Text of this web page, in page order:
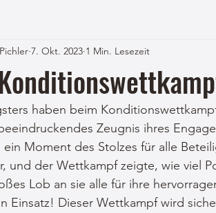
7. Okt. 2023 1 Min. Lesezeit
haben beim
Zeugnis ihres
Moment des Stolzes für alle
und der Wettkampf zeigte, wie viel
Lob an sie alle für ihre
Einsatz! Dieser Wettkampf wird